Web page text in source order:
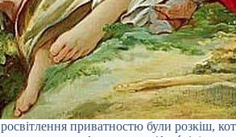
приватностю були